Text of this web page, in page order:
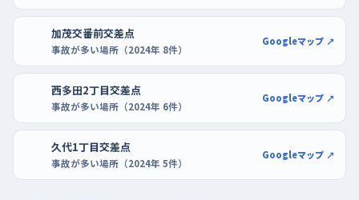
加茂交番前交差点
事故が多い場所（2024年 8件）
Googleマップ ↗
西多田2丁目交差点
事故が多い場所（2024年 6件）
Googleマップ ↗
久代1丁目交差点
事故が多い場所（2024年 5件）
Googleマップ ↗